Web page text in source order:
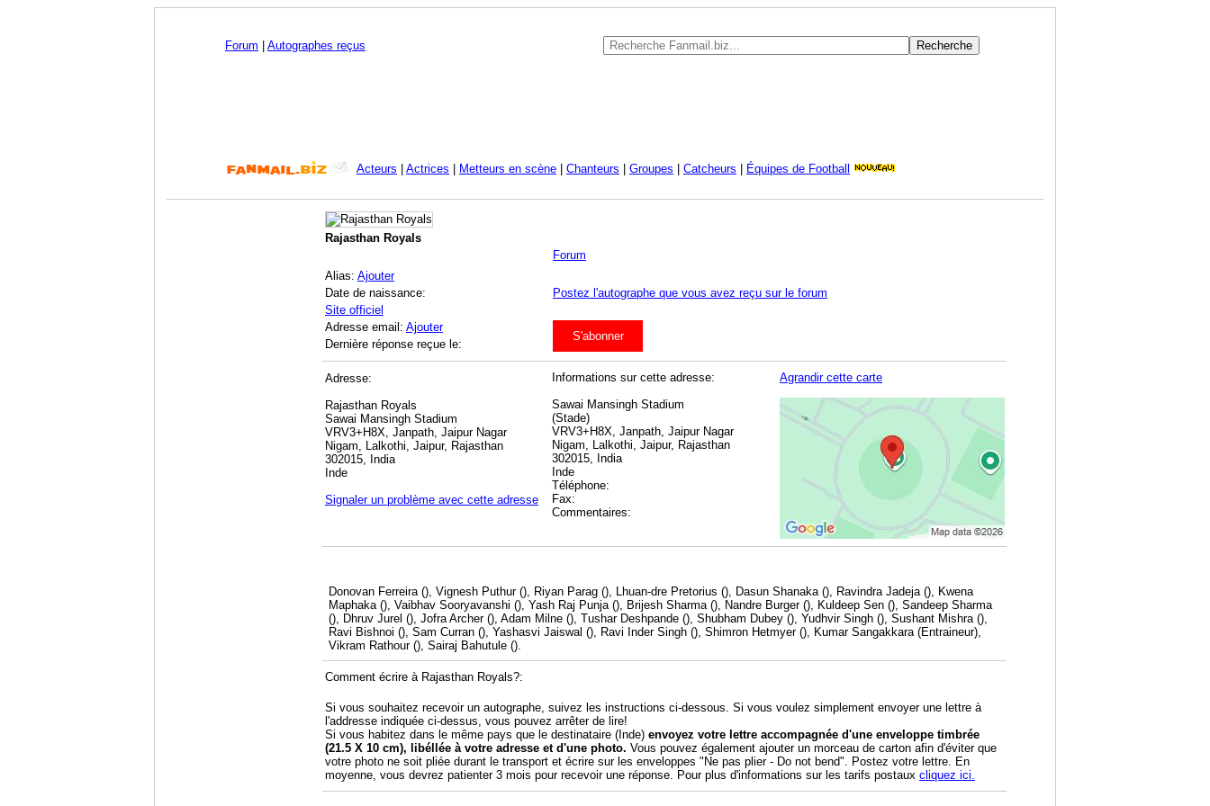
Forum Autographes reçus
Acteurs Actrices Metteurs en scène Chanteurs Groupes Catcheurs Équipes de Football
Rajasthan Royals
Forum
Alias: Ajouter
Date de naissance:
Postez l'autographe que vous avez reçu sur le forum
Site officiel
Adresse email: Ajouter
S'abonner
Dernière réponse reçue le:
Adresse:
Rajasthan Royals
Sawai Mansingh Stadium
VRV3+H8X, Janpath, Jaipur Nagar
Nigam, Lalkothi, Jaipur, Rajasthan
302015, India
Inde
Signaler un problème avec cette adresse
Informations sur cette adresse:
Sawai Mansingh Stadium
(Stade)
VRV3+H8X, Janpath, Jaipur Nagar
Nigam, Lalkothi, Jaipur, Rajasthan
302015, India
Inde
Téléphone:
Fax:
Commentaires:
Agrandir cette carte
Donovan Ferreira (), Vignesh Puthur (), Riyan Parag (), Lhuan-dre Pretorius (), Dasun Shanaka (), Ravindra Jadeja (), Kwena
Maphaka (), Vaibhav Sooryavanshi (), Yash Raj Punja (), Brijesh Sharma (), Nandre Burger (), Kuldeep Sen (), Sandeep Sharma
(), Dhruv Jurel (), Jofra Archer (), Adam Milne (), Tushar Deshpande (), Shubham Dubey (), Yudhvir Singh (), Sushant Mishra (),
Ravi Bishnoi (), Sam Curran (), Yashasvi Jaiswal (), Ravi Inder Singh (), Shimron Hetmyer (), Kumar Sangakkara (Entraineur),
Vikram Rathour (), Sairaj Bahutule ().
Comment écrire à Rajasthan Royals?:
Si vous souhaitez recevoir un autographe, suivez les instructions ci-dessous. Si vous voulez simplement envoyer une lettre à
l'addresse indiquée ci-dessus, vous pouvez arrêter de lire!
Si vous habitez dans le même pays que le destinataire (Inde) envoyez votre lettre accompagnée d'une enveloppe timbrée
(21.5 X 10 cm), libéllée à votre adresse et d'une photo. Vous pouvez également ajouter un morceau de carton afin d'éviter que
votre photo ne soit pliée durant le transport et écrire sur les enveloppes "Ne pas plier - Do not bend". Postez votre lettre. En
moyenne, vous devrez patienter 3 mois pour recevoir une réponse. Pour plus d'informations sur les tarifs postaux cliquez ici.